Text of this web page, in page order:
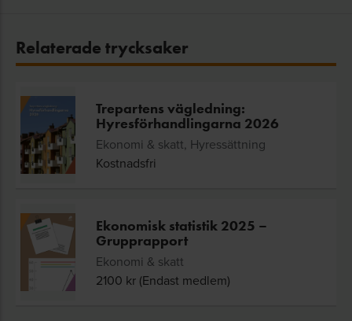
Relaterade trycksaker
Trepartens vägledning:
Hyresförhandlingarna 2026
Ekonomi & skatt, Hyressättning
Kostnadsfri
Ekonomisk statistik 2025 –
Grupprapport
Ekonomi & skatt
2100 kr (Endast medlem)